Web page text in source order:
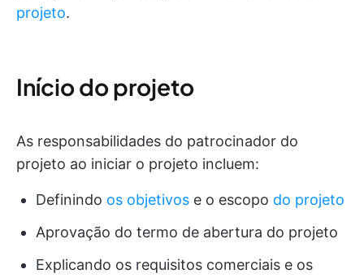
projeto.
Início do projeto
As responsabilidades do patrocinador do
projeto ao iniciar o projeto incluem:
Definindo os objetivos e o escopo do projeto
Aprovação do termo de abertura do projeto
Explicando os requisitos comerciais e os